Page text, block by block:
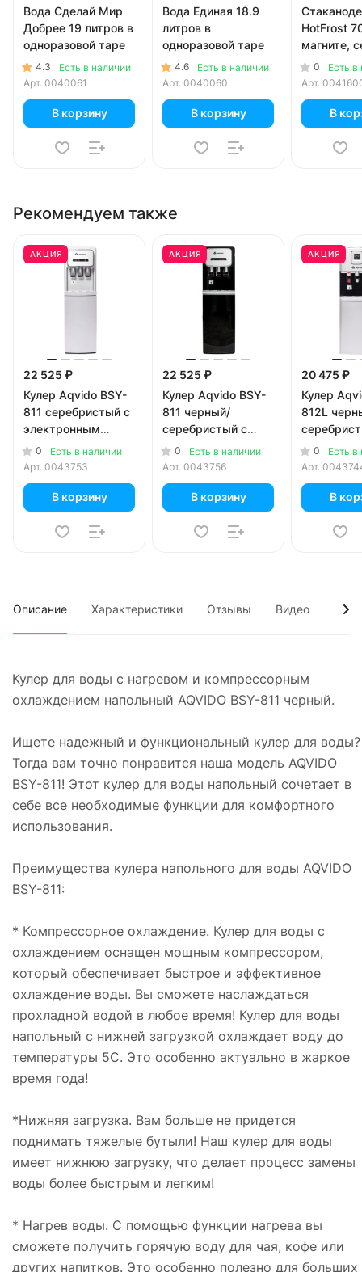
Вода Сделай Мир
Добрее 19 литров в
одноразовой таре
4.3
Есть в наличии
Арт. 0040061
В корзину
Вода Единая 18.9
литров в
одноразовой таре
4.6
Есть в наличии
Арт. 0040060
В корзину
HotFrost
магните,
0
Есть в
Арт.
В
Рекомендуем также
АКЦИЯ
22 525 ₽
Кулер Aqvido BSY-
811 серебристый с
электронным
охлаждением
0
Есть в наличии
Арт. 0043753
В корзину
АКЦИЯ
22 525 ₽
Кулер Aqvido BSY-
811 черный/
серебристый с
электронным
охлаждением
0
Есть в наличии
Арт. 0043756
В корзину
АКЦИЯ
20 475 ₽
Кулер
812L
0
Есть в
Арт.
В
Описание Характеристики Отзывы Видео
Кулер для воды с нагревом и компрессорным
охлаждением напольный AQVIDO BSY-811 черный.
Ищете надежный и функциональный кулер для воды?
Тогда вам точно понравится наша модель AQVIDO
BSY-811! Этот кулер для воды напольный сочетает в
себе все необходимые функции для комфортного
использования.
Преимущества кулера напольного для воды AQVIDO
BSY-811:
* Компрессорное охлаждение. Кулер для воды с
охлаждением оснащен мощным компрессором,
который обеспечивает быстрое и эффективное
охлаждение воды. Вы сможете наслаждаться
прохладной водой в любое время! Кулер для воды
напольный с нижней загрузкой охлаждает воду до
температуры 5С. Это особенно актуально в жаркое
время года!
*Нижняя загрузка. Вам больше не придется
поднимать тяжелые бутыли! Наш кулер для воды
имеет нижнюю загрузку, что делает процесс замены
воды более быстрым и легким!
* Нагрев воды. С помощью функции нагрева вы
сможете получить горячую воду для чая, кофе или
других напитков. Это особенно полезно для больших